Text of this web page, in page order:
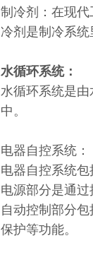
制冷剂：在现
冷剂是制冷系统
水循环系统：
水循环系统是
中。
电器自控系统：
电器自控系统包
电源部分是通过
自动控制部分
保护等功能。